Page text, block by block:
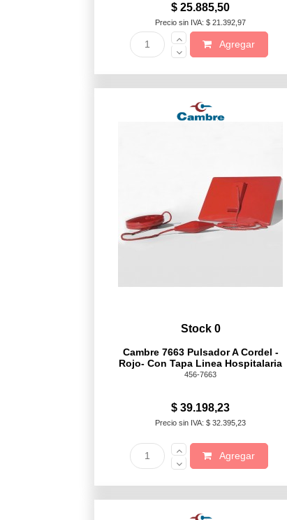
$ 25.885,50
Precio sin IVA: $ 21.392,97
Agregar
Stock 0
Cambre 7663 Pulsador A Cordel -
Rojo- Con Tapa Linea Hospitalaria
456-7663
$ 39.198,23
Precio sin IVA: $ 32.395,23
Agregar